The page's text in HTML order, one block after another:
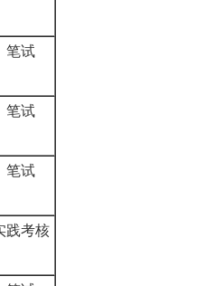
笔试
笔试
笔试
践考核